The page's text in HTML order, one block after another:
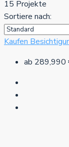
15 Projekte
Sortiere nach:
Kaufen
ab 289,990